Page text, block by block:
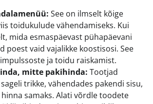
See on ilmselt kõige
toidukulude vähendamiseks. Kui
mida esmaspäevast pühapäevani
poest vaid vajalikke koostisosi. See
ja toidu raiskamist.
mitte pakihinda: Tootjad
trikke, vähendades pakendi sisu,
samaks. Alati võrdle toodete